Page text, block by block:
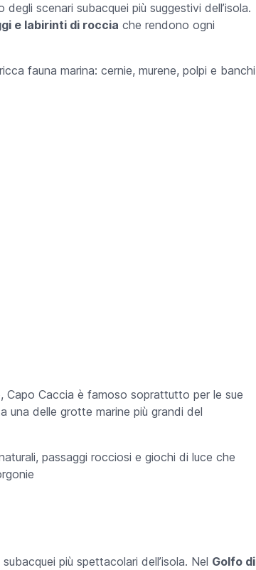
scenari subacquei più suggestivi dell’isola.
e labirinti di roccia che rendono ogni
fauna marina: cernie, murene, polpi e banchi
Capo Caccia è famoso soprattutto per le sue
una delle grotte marine più grandi del
passaggi rocciosi e giochi di luce che
più spettacolari dell’isola. Nel Golfo di